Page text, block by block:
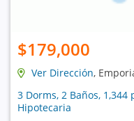
$179,000
Ver Dirección,
3 Dorms, 2 Baños,
Hipotecaria